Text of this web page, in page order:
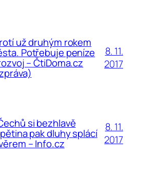
už druhým rokem
Potřebuje peníze
– ČtiDoma.cz
8. 11.
2017
si bezhlavě
pak dluhy splácí
– Info.cz
8. 11.
2017